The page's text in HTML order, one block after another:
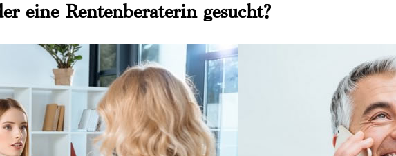
eine Rentenberaterin gesucht?